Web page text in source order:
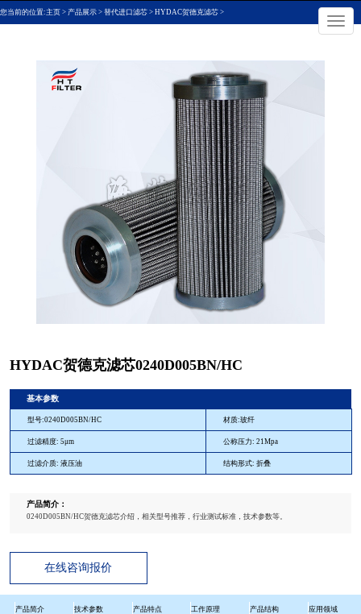
切
换
导
×
您当前的位置:主页 > 产品展示 > 替代进口滤芯 > HYDAC贺德克滤芯 >
HYDAC贺德克滤芯0240D005BN/HC
基本参数
型号:0240D005BN/HC 材质:玻纤
过滤精度: 5μm 公称压力: 21Mpa
过滤介质: 液压油 结构形式: 折叠
产品简介：
0240D005BN/HC贺德克滤芯介绍，相关型号推荐，行业测试标准，技术参数等。
在线咨询报价
产品简介 技术参数 产品特点 工作原理 产品结构 应用领域